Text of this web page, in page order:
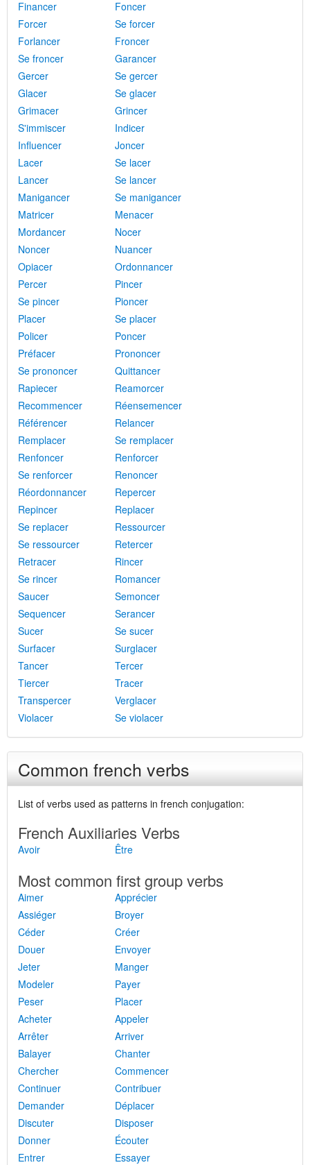
Financer
Foncer
Forcer
Se forcer
Forlancer
Froncer
Se froncer
Garancer
Gercer
Se gercer
Glacer
Se glacer
Grimacer
Grincer
S'immiscer
Indicer
Influencer
Joncer
Lacer
Se lacer
Lancer
Se lancer
Manigancer
Se manigancer
Matricer
Menacer
Mordancer
Nocer
Noncer
Nuancer
Opiacer
Ordonnancer
Percer
Pincer
Se pincer
Pioncer
Placer
Se placer
Policer
Poncer
Préfacer
Prononcer
Se prononcer
Quittancer
Rapiecer
Reamorcer
Recommencer
Réensemencer
Référencer
Relancer
Remplacer
Se remplacer
Renfoncer
Renforcer
Se renforcer
Renoncer
Réordonnancer
Repercer
Repincer
Replacer
Se replacer
Ressourcer
Se ressourcer
Retercer
Retracer
Rincer
Se rincer
Romancer
Saucer
Semoncer
Sequencer
Serancer
Sucer
Se sucer
Surfacer
Surglacer
Tancer
Tercer
Tiercer
Tracer
Transpercer
Verglacer
Violacer
Se violacer
Common french verbs
List of verbs used as patterns in french conjugation:
French Auxiliaries Verbs
Avoir Être
Most common first group verbs
Aimer
Apprécier
Assiéger
Broyer
Céder
Créer
Douer
Envoyer
Jeter
Manger
Modeler
Payer
Peser
Placer
Acheter
Appeler
Arrêter
Arriver
Balayer
Chanter
Chercher
Commencer
Continuer
Contribuer
Demander
Déplacer
Discuter
Disposer
Donner
Écouter
Entrer
Essayer